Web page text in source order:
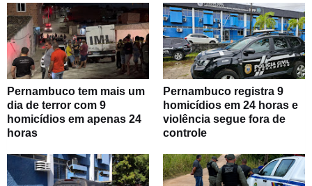
Pernambuco tem mais um
dia de terror com 9
homicídios em apenas 24
horas
Pernambuco registra 9
homicídios em 24 horas e
violência segue fora de
controle